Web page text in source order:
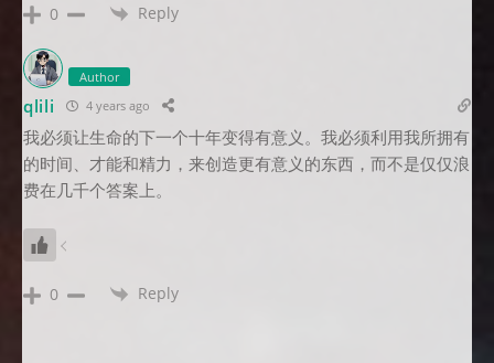
0 Reply
Author
qlili 4 years ago
我必须让生命的下一个十年变得有意义。我必须利用我所拥有
的时间、才能和精力，来创造更有意义的东西，而不是仅仅浪
费在几千个答案上。
0 Reply